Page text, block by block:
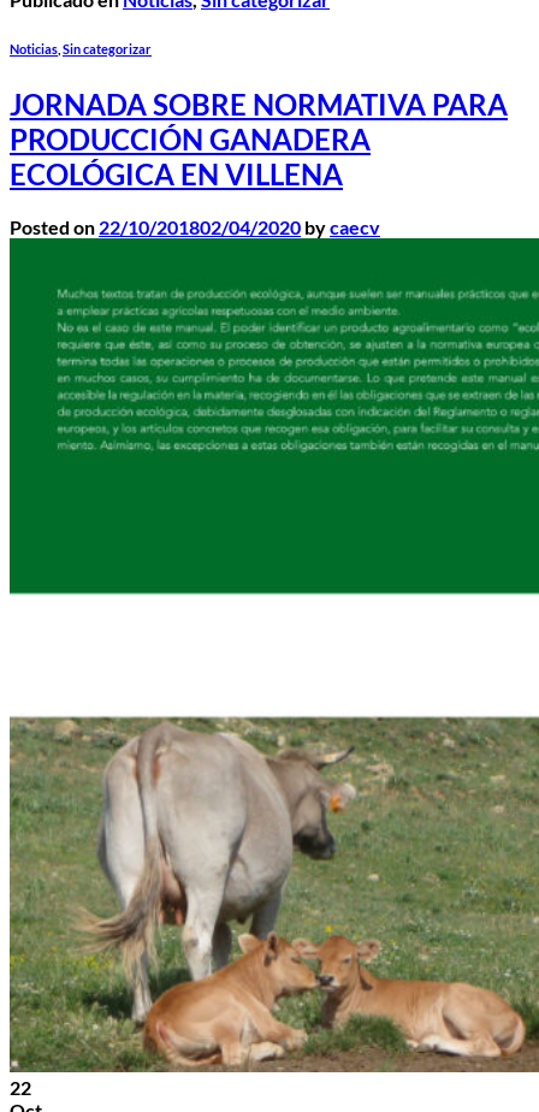
Noticias Sin categorizar
JORNADA SOBRE NORMATIVA PARA
PRODUCCIÓN GANADERA
ECOLÓGICA EN VILLENA
Posted on 22/10/201802/04/2020 bycaecv
22